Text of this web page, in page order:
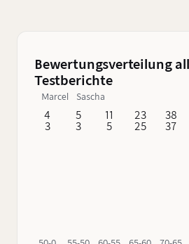
Bewertungsverteilung
Testberichte
Marcel Sascha
4
3
5
3
11
5
23
25
38
37